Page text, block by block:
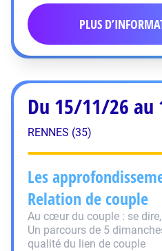
PLUS
Du 15/11/26 au
RENNES (35)
Les
Relation de couple
Au cœur du couple : se
Un parcours de 5
qualité du lien de couple